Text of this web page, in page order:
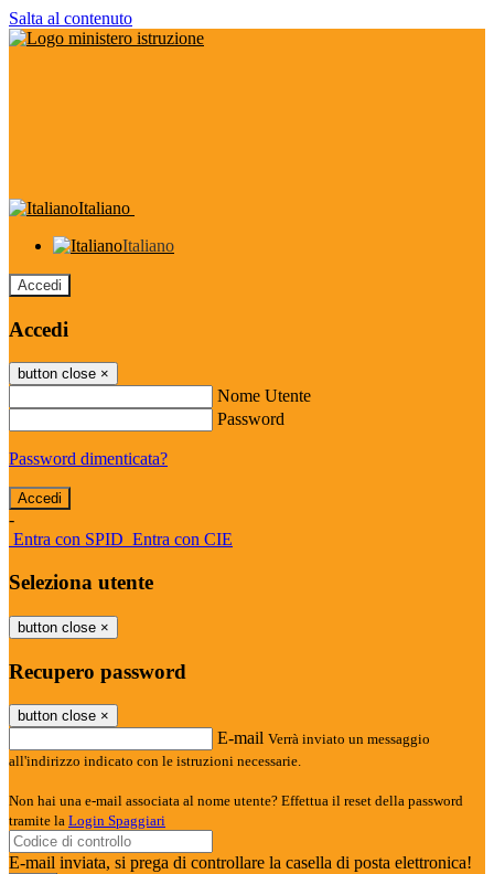
Salta al contenuto
Italiano
Italiano
Accedi
Accedi
button close ×
Nome Utente
Password
Password dimenticata?
-
Entra con SPID Entra con CIE
Seleziona utente
button close ×
Recupero password
button close ×
E-mail Verrà inviato un messaggio
all'indirizzo indicato con le istruzioni necessarie.
Non hai una e-mail associata al nome utente? Effettua il reset della password
tramite la Login Spaggiari
E-mail inviata, si prega di controllare la casella di posta elettronica!